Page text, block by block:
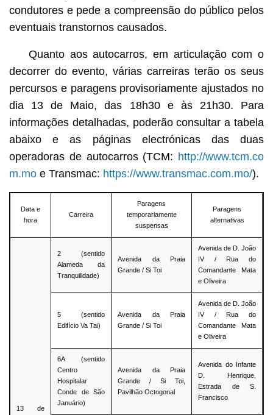
condutores e pede a compreensão do público pelos
eventuais transtornos causados.
Quanto aos autocarros, em articulação com o
decorrer do evento, várias carreiras terão os seus
percursos e paragens provisoriamente ajustados no
dia 13 de Maio, das 18h30 e às 21h30. Para
informações detalhadas, poderão consultar a tabela
abaixo e as páginas electrónicas das duas
operadoras de autocarros (TCM: http://www.tcm.co
m.moe Transmac: https://www.transmac.com.mo/).
Data e
hora
Carreira
Paragens
temporariamente
suspensas
Paragens
alternativas
13 de
2 (sentido
Alameda da
Tranquilidade)
Avenida da Praia
Grande / Si Toi
Avenida de D. João
IV / Rua do
Comandante Mata
e Oliveira
5 (sentido
Edifício Va Tai)
Avenida da Praia
Grande / Si Toi
Avenida de D. João
IV / Rua do
Comandante Mata
e Oliveira
6A (sentido
Centro
Hospitalar
Conde de São
Januário)
Avenida da Praia
Grande / Si Toi,
Pavilhão Octogonal
Avenida do Infante
D. Henrique,
Estrada de S.
Francisco